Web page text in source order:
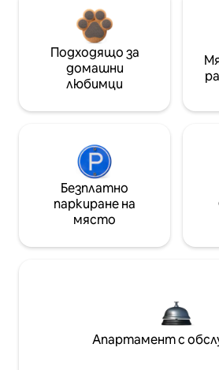
Подходящо за
домашни
любимци
Безплатно
паркиране на
място
Апартамент с